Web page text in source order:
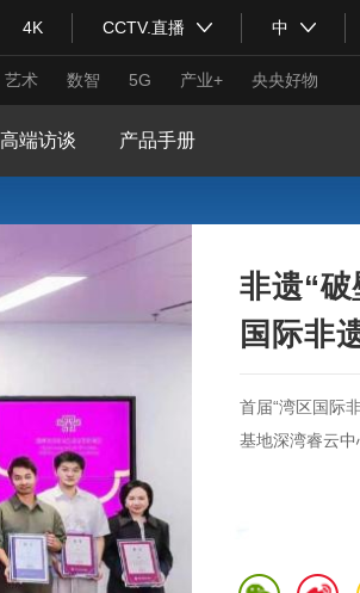
4K CCTV.直播 中
艺术 数智 5G 产业+ 央央好物
图片
光华锐评
国际足球
足球道路
科普 健康 乐龄
端访谈 产品手册
非遗“
国际非
首届“湾区国际
基地深湾睿云中